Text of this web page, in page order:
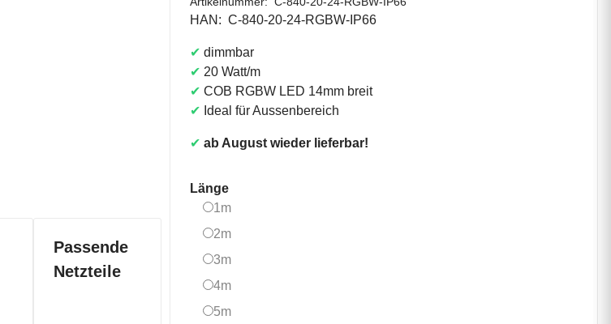
HAN: C-840-20-24-RGBW-IP66
✔ dimmbar
✔ 20 Watt/m
✔ COB RGBW LED 14mm breit
✔ Ideal für Aussenbereich
✔ ab August wieder lieferbar!
Länge
1m1m
2m2m
3m3m
4m4m
5m5m
Passende
Netzteile